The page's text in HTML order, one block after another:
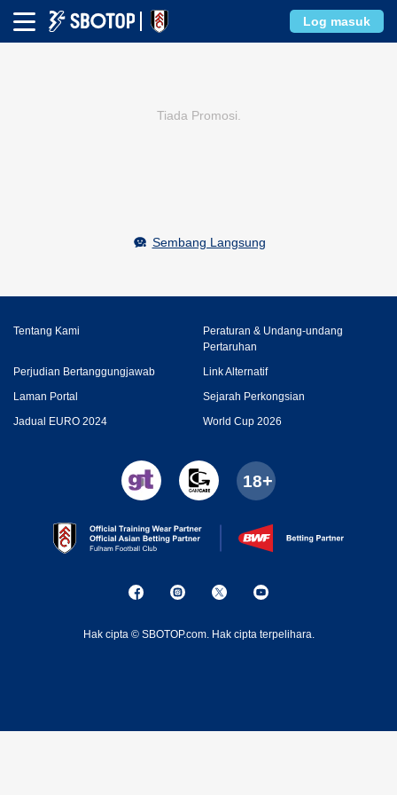
Log masuk
Tiada Promosi.
Sembang Langsung
Tentang Kami
Peraturan & Undang-undang
Pertaruhan
Perjudian Bertanggungjawab
Link Alternatif
Laman Portal
Sejarah Perkongsian
Jadual EURO 2024
World Cup 2026
Hak cipta © SBOTOP.com. Hak cipta terpelihara.